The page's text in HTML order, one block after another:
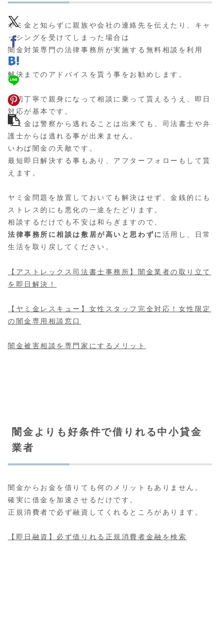
ヤミ金と知らずに親族や会社の連絡先を伝えたり、キャ
ッシングを受けてしまった場合は
闇金対策専門の法律事務所が実施する無料相談 を利用
し、
解決までのアドバイスを貰う事をお勧めします。
親切丁寧で親身になって相談に乗って貰えるうえ、即日
対応が基本です。
ヤミ金は警察から逃れることは出来ても、司法書士や弁
護士からは逃れる事が出来ません。
いわば闇金の天敵です。
最短即日解決する事もあり、アフターフォローもして貰
えます。
ヤミ金問題を放置しておいても解決はせず、金銭的にも
ストレス的にも悪化の一途をたどります。
相談するだけでも不安は和らぎますので、
法律事務所に相談は敷居が高いと思わずに活用し、日常
生活を取り戻してください。
【アストレックス司法書士事務所】闇金業者の取り立て
を即日解決！
【ヤミ金レスキュー】女性スタッフ完全対応！女性限定
の闇金専用相談窓口
闇金被害相談を専門家にするメリット
闇金よりも好条件で借りれる中小貸金
業者
闇金からお金を借りても何のメリットもありません。
確実に借金を加速させるだけです。
正規消費者で必ず融資してくれるところがあります。
【即日融資】必ず借りれる正規消費者金融を検索